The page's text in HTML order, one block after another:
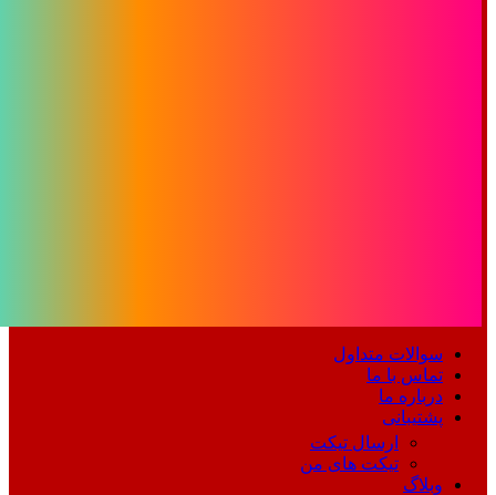
سوالات متداول
تماس با ما
درباره ما
پشتیبانی
ارسال تیکت
تیکت های من
وبلاگ